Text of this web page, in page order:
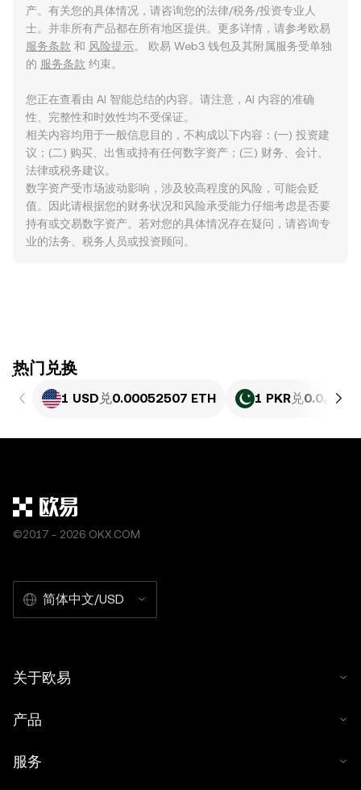
产。有关您的具体情况，请咨询您的法律/税务/投资专业人
士。并非所有产品都在所有地区提供。更多详情，请参考欧易
服务条款 和 风险提示。 欧易 Web3 钱包及其附属服务受单独
的 服务条款 约束。
您正在查看由 AI 智能总结的内容。请注意，AI 内容的准确
性、完整性和时效性均不受保证。
相关内容均用于一般信息目的，不构成以下内容：(一) 投资建
议；(二) 购买、出售或持有任何数字资产；(三) 财务、会计、
法律或税务建议。
数字资产受市场波动影响，涉及较高程度的风险，可能会贬
值。因此请根据您的财务状况和风险承受能力仔细考虑是否要
持有或交易数字资产。若对您的具体情况存在疑问，请咨询专
业的法务、税务人员或投资顾问。
ִִִִִִִִִִִִִִִִִִִִִִִִִִִִִִִִִִִִִִִִִִִִִִִִ热门兑换
1 USD 兑0.00052507 ETH 1 PKR兑0.0₅189
©2017 - 2026 OKX.COM
简体中文/USD
关于欧易
产品
服务